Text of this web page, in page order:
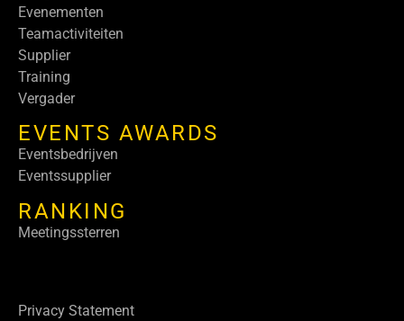
Evenementen
Teamactiviteiten
Supplier
Training
Vergader
EVENTS AWARDS
Eventsbedrijven
Eventssupplier
RANKING
Meetingssterren
Privacy Statement